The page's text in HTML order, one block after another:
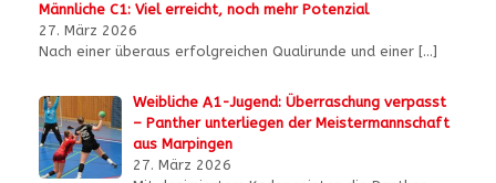
Männliche C1: Viel erreicht, noch mehr Potenzial
27. März 2026
Nach einer überaus erfolgreichen Qualirunde und einer […]
Weibliche A1-Jugend: Überraschung verpasst
– Panther unterliegen der Meistermannschaft
aus Marpingen
27. März 2026